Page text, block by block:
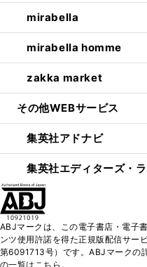
mirabella
mirabella homme
zakka market
その他WEBサービス
集英社アドナビ
集英社エディターズ・
ABJマークは、この電子書店・電子
ンツ使用許諾を得た正規版配信サー
第6091713号）です。ABJマークの
の一覧はこちら。